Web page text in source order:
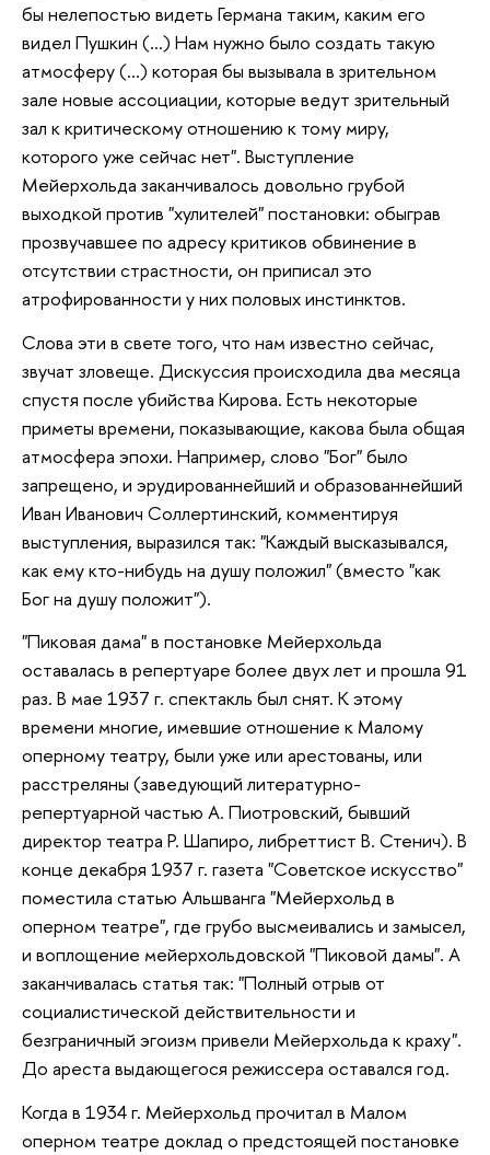
бы нелепостью видеть Германа таким, каким его
видел Пушкин (...) Нам нужно было создать такую
атмосферу (...) которая бы вызывала в зрительном
зале новые ассоциации, которые ведут зрительный
зал к критическому отношению к тому миру,
которого уже сейчас нет". Выступление
Мейерхольда заканчивалось довольно грубой
выходкой против "хулителей" постановки: обыграв
прозвучавшее по адресу критиков обвинение в
отсутствии страстности, он приписал это
атрофированности у них половых инстинктов.
Слова эти в свете того, что нам известно сейчас,
звучат зловеще. Дискуссия происходила два месяца
спустя после убийства Кирова. Есть некоторые
приметы времени, показывающие, какова была общая
атмосфера эпохи. Например, слово "Бог" было
запрещено, и эрудированнейший и образованнейший
Иван Иванович Соллертинский, комментируя
выступления, выразился так: "Каждый высказывался,
как ему кто-нибудь на душу положил" (вместо "как
Бог на душу положит").
"Пиковая дама" в постановке Мейерхольда
оставалась в репертуаре более двух лет и прошла 91
раз. В мае 1937 г. спектакль был снят. К этому
времени многие, имевшие отношение к Малому
оперному театру, были уже или арестованы, или
расстреляны (заведующий литературно-
репертуарной частью А. Пиотровский, бывший
директор театра Р. Шапиро, либреттист В. Стенич). В
конце декабря 1937 г. газета "Советское искусство"
поместила статью Альшванга "Мейерхольд в
оперном театре", где грубо высмеивались и замысел,
и воплощение мейерхольдовской "Пиковой дамы". А
заканчивалась статья так: "Полный отрыв от
социалистической действительности и
безграничный эгоизм привели Мейерхольда к краху".
До ареста выдающегося режиссера оставался год.
Когда в 1934 г. Мейерхольд прочитал в Малом
оперном театре доклад о предстоящей постановке